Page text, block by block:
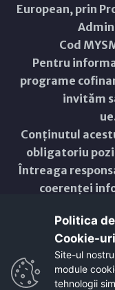
European, prin
Cod
Pentru
programe
invităm
Conținutul
obligatoriu
Întreaga
coerenței
Copyright © 2021
Non-
Politica
Cookie-uri‎
Site-ul
module
tehnologii